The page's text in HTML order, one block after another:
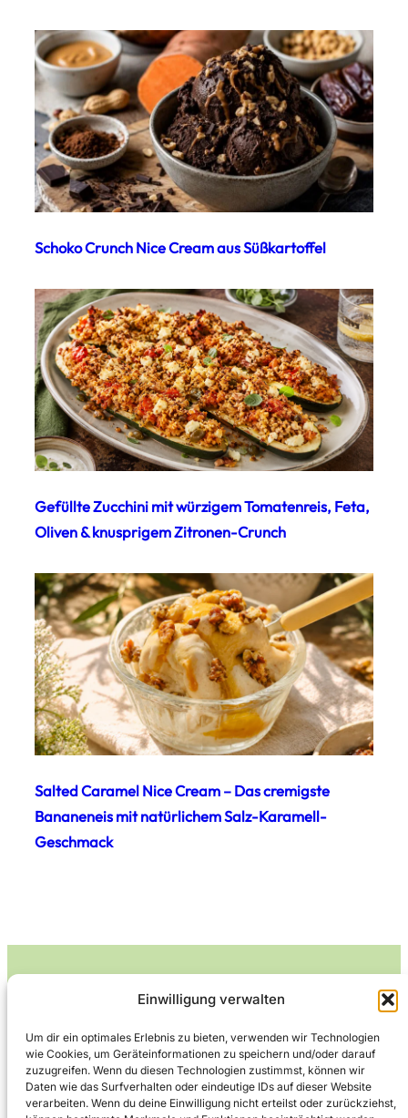
Einwilligung verwalten
Um dir ein optimales Erlebnis zu bieten, verwenden wir Technologien
wie Cookies, um Geräteinformationen zu speichern und/oder darauf
zuzugreifen. Wenn du diesen Technologien zustimmst, können wir
Daten wie das Surfverhalten oder eindeutige IDs auf dieser Website
verarbeiten. Wenn du deine Einwilligung nicht erteilst oder zurückziehst,
Schoko Crunch Nice Cream aus Süßkartoffel
Gefüllte Zucchini mit würzigem Tomatenreis, Feta,
Oliven & knusprigem Zitronen-Crunch
Salted Caramel Nice Cream – Das cremigste
Bananeneis mit natürlichem Salz-Karamell-
Geschmack
Leckerlife
Lecker essen – gesund leben.